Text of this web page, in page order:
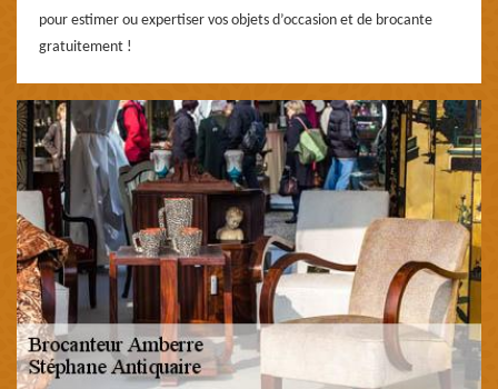
pour estimer ou expertiser vos objets d’occasion et de brocante
gratuitement !